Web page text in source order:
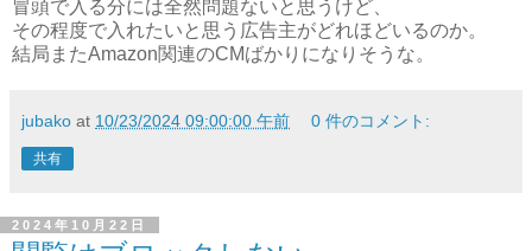
冒頭で入る分には全然問題ないと思うけど、
その程度で入れたいと思う広告主がどれほどいるのか。
結局またAmazon関連のCMばかりになりそうな。
jubako at 10/23/2024 09:00:00 午前 0 件のコメント:
共有
2024年10月22日